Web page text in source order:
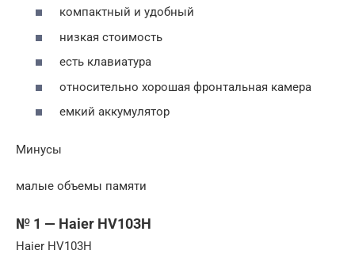
компактный и удобный
низкая стоимость
есть клавиатура
относительно хорошая фронтальная камера
емкий аккумулятор
Минусы
малые объемы памяти
№ 1 — Haier HV103H
Haier HV103H